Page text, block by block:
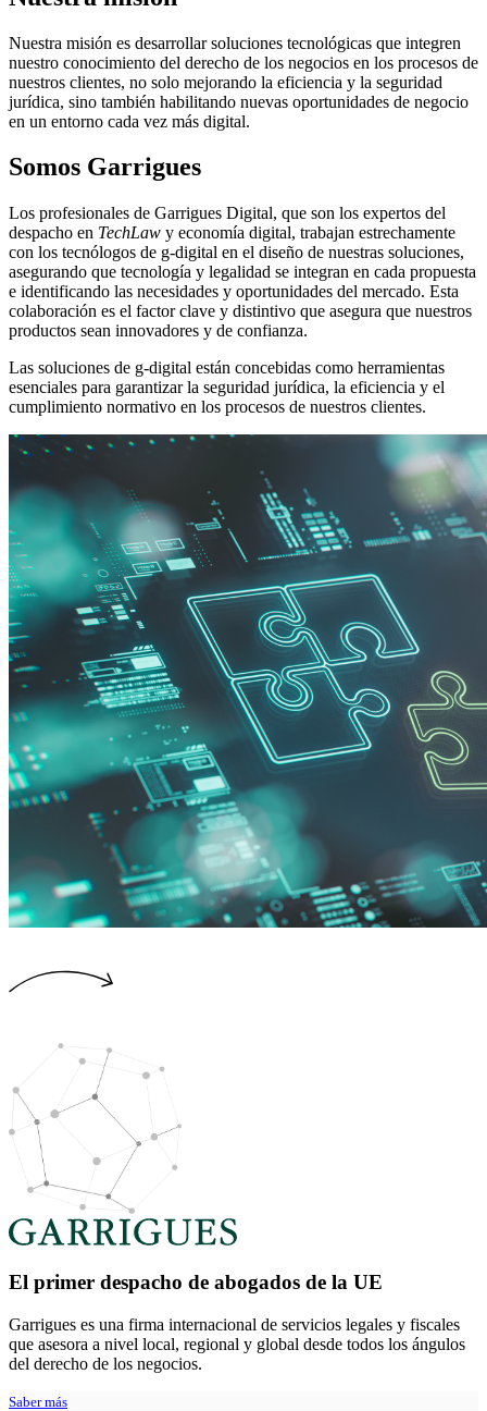
Nuestra misión es desarrollar soluciones tecnológicas que integren
nuestro conocimiento del derecho de los negocios en los procesos de
nuestros clientes, no solo mejorando la eficiencia y la seguridad
jurídica, sino también habilitando nuevas oportunidades de negocio
en un entorno cada vez más digital.
Somos Garrigues
Los profesionales de Garrigues Digital, que son los expertos del
despacho en TechLaw y economía digital, trabajan estrechamente
con los tecnólogos de g-digital en el diseño de nuestras soluciones,
asegurando que tecnología y legalidad se integran en cada propuesta
e identificando las necesidades y oportunidades del mercado. Esta
colaboración es el factor clave y distintivo que asegura que nuestros
productos sean innovadores y de confianza.
Las soluciones de g-digital están concebidas como herramientas
esenciales para garantizar la seguridad jurídica, la eficiencia y el
cumplimiento normativo en los procesos de nuestros clientes.
El primer despacho de abogados de la UE
Garrigues es una firma internacional de servicios legales y fiscales
que asesora a nivel local, regional y global desde todos los ángulos
del derecho de los negocios.
Saber más